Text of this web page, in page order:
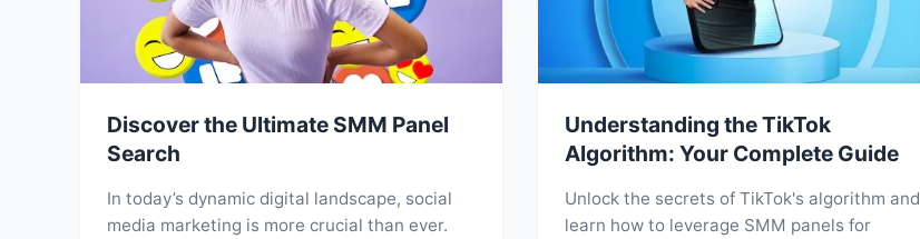
Discover the Ultimate SMM Panel
Search
In today’s dynamic digital landscape, social
media marketing is more crucial than ever.
Understanding the TikTok
Algorithm: Your Complete Guide
Unlock the secrets of TikTok's algorithm and
learn how to leverage SMM panels for